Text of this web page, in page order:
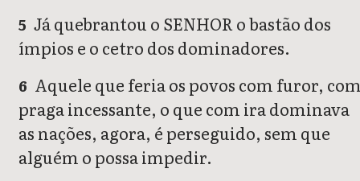
5 Já quebrantou o SENHOR o bastão dos
ímpios e o cetro dos dominadores.
6 Aquele que feria os povos com furor,
praga incessante, o que com ira dominava
as nações, agora, é perseguido, sem que
alguém o possa impedir.